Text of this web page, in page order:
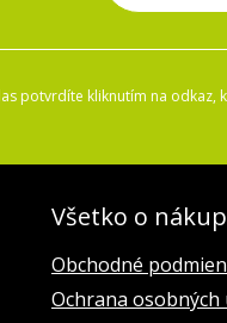
potvrdíte kliknutím na odkaz,
Všetko o
Obchodné
Ochrana osobných